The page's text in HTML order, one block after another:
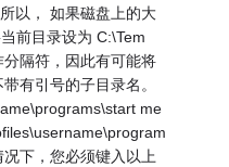
以， 如果磁盘上的大
前目录设为 C:\Tem
隔符，因此有可能将
有引号的子目录名。
me
下，您必须键入以上